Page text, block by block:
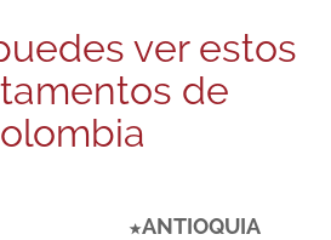
ver estos
de
ANTIOQUIA